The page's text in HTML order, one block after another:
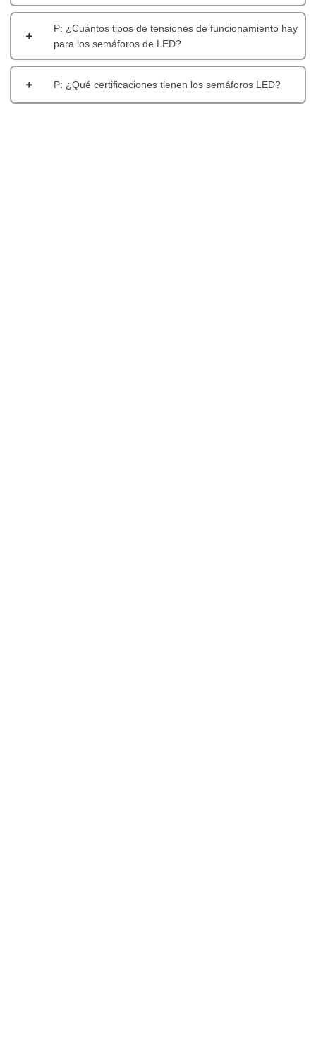
P: ¿Cuántos tipos de tensiones de funcionamiento hay
para los semáforos de LED?
P: ¿Qué certificaciones tienen los semáforos LED?